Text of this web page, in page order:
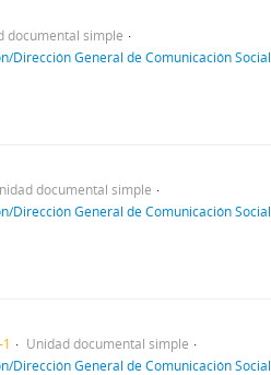
documental simple
Dirección General de Comunicación Social
documental simple
Dirección General de Comunicación Social
Unidad documental simple
Dirección General de Comunicación Social